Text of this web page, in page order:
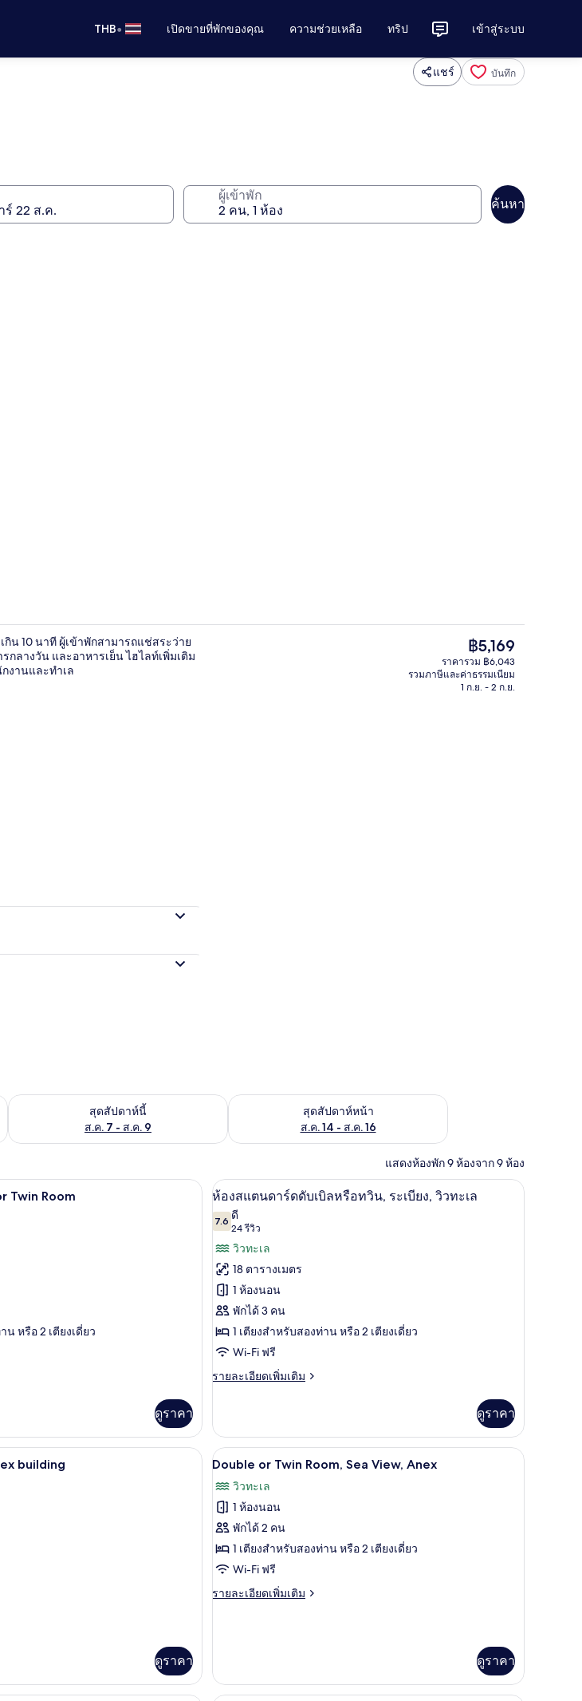
THB• เปิดขายที่พักของคุณ ความช่วยเหลือ ทริป เข้าสู่ระบบ
แชร์ บันทึก
ผู้เข้าพัก
ค้นหา
ห้องสแตนดาร์ดดับเบิลหรือทวิน, ระเบี
กิน 10 นาที ผู้เข้าพักสามารถแช่สระว่าย
กลางวัน และอาหารเย็น ไฮไลท์เพิ่มเติม
งานและทำเล
ราคา
ปัจจุบัน
฿5,169
฿5,169
ราคารวม ฿6,043
รวมภาษีและค่าธรรมเนียม
1 ก.ย. - 2 ก.ย.
8 - ส.ค. 9
สุดสัปดาห์นี้
ส.ค. 7 - ส.ค. 9
ตรวจสอบจำนวนห้องพักว่างในสุดสัปดาห์นี้ ส.ค. 7 - ส.ค. 9สุดสัปดาห์หน้า
ส.ค. 14 - ส.ค. 16
ตรวจสอบจำนวนห้องพักว่างในสุดสัปดาห์หน้า ส.ค. 14 - ส.ค. 16
แสดงห้องพัก 9 ห้องจาก 9 ห้อง
Fi ฟรี, ผ้าปูที่นอนStandard Double or Twin Room | โต๊ะทำงาน, เปล/เตียงเด็กอ่อน (ฟรี), Wi-Fi ฟรี, ผ้าปูที่นอน
Twin Room
น หรือ 2 เตียงเดี่ยว
ดูราคา
เปิด
ภาพถ่าย
ทั้งหมด
ของ
ห้อง
สแตนดาร์ด
ดับเบิล
หรือ
ทวิน,
ทะเล
ห้องสแตนดาร์ดดับเบิลหรือทวิน, ระเบียง, วิวท
10
ห้องสแตนดาร์ดดับเบิลหรือทวิน, ระเบียง, วิวทะเล
7.67.6 จาก 10
ดี
24 รีวิว
(24
รีวิว)
วิวทะเล
18 ตารางเมตร
1 ห้องนอน
พักได้ 3 คน
1 เตียงสำหรับสองท่าน หรือ 2 เตียงเดี่ยว
Wi-Fi ฟรี
รายละเอียดเพิ่มเติม
ราย
เกี่ยว
กับ
ห้อง
ดับเบิล
หรือ
ทวิ
น,
ระเบียง,
วิว
ทะเล
ดูราคา
งเด็กอ่อน (ฟรี), Wi-Fi ฟรี, ผ้าปูที่นอน
Single Room – Annex building | โต๊ะทำงาน, เปล/เตียงเด็กอ่อน (ฟรี), Wi-Fi ฟรี, ผ้าปูที่นอน
building
ดูราคา
เปิด
ภาพถ่าย
ทั้งหมด
ของ
Double
or
Room,
Double or Twin Room, Sea View, Anex | โต๊
5
Double or Twin Room, Sea View, Anex
วิวทะเล
1 ห้องนอน
พักได้ 2 คน
1 เตียงสำหรับสองท่าน หรือ 2 เตียงเดี่ยว
Wi-Fi ฟรี
รายละเอียดเพิ่มเติม
ราย
Double
or
ดูราคา